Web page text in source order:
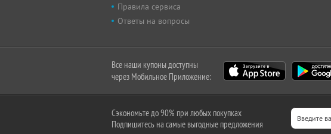
Правила сервиса
Ответы на вопросы
Все наши купоны доступны
через Мобильное Приложение:
Сэкономьте до 90% при любых покупках
Подпишитесь на самые выгодные предложения